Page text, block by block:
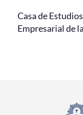
Casa de
Empresarial de